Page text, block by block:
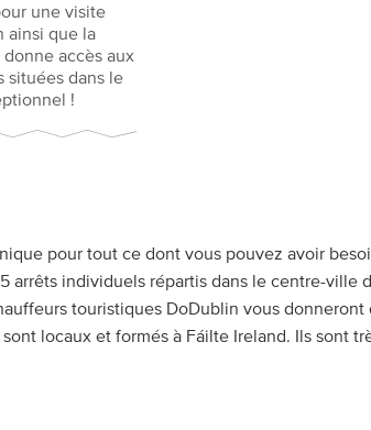
une visite
ainsi que la
accès aux
situées dans le
!
pour tout ce dont vous pouvez avoir
arrêts individuels répartis dans le centre-
touristiques DoDublin vous
locaux et formés à Fáilte Ireland. Ils sont